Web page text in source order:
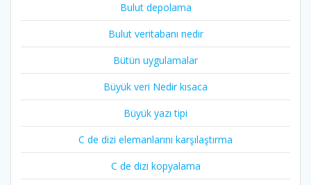
Bulut depolama
Bulut veritabanı nedir
Bütün uygulamalar
Büyük veri Nedir kısaca
Büyük yazı tipi
C de dizi elemanlarını karşılaştırma
C de dizi kopyalama